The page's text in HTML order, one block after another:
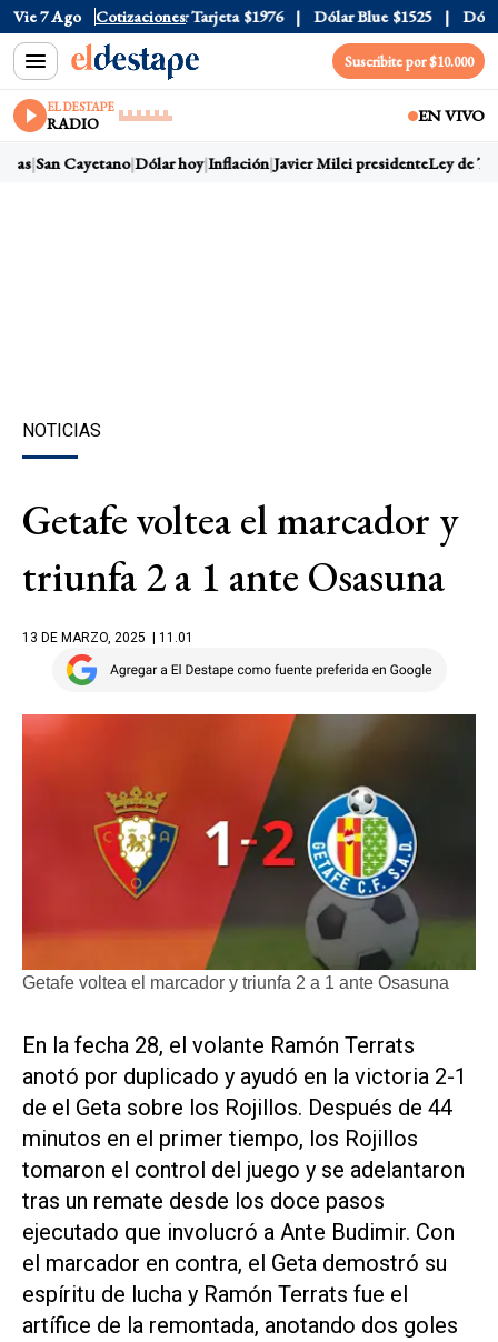
Vie 7 Ago Cotizaciones
$1520 Dólar Tarjeta $1976 Dólar Blue $1525 Dólar
Suscribite por $10.000
EL DESTAPE
RADIO EN VIVO
San Cayetano Dólar hoy Inflación Javier Milei presidenteLey de
NOTICIAS
Getafe voltea el marcador y
triunfa 2 a 1 ante Osasuna
13 DE MARZO, 2025 | 11.01
Getafe voltea el marcador y triunfa 2 a 1 ante Osasuna
En la fecha 28, el volante Ramón Terrats
anotó por duplicado y ayudó en la victoria 2-1
de el Geta sobre los Rojillos. Después de 44
minutos en el primer tiempo, los Rojillos
tomaron el control del juego y se adelantaron
tras un remate desde los doce pasos
ejecutado que involucró a Ante Budimir. Con
el marcador en contra, el Geta demostró su
espíritu de lucha y Ramón Terrats fue el
artífice de la remontada, anotando dos goles